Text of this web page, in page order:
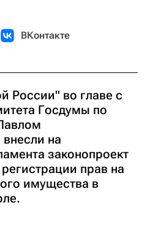
ВКонтакте
России" во главе с
Госдумы по
на
законопроект
прав на
имущества в